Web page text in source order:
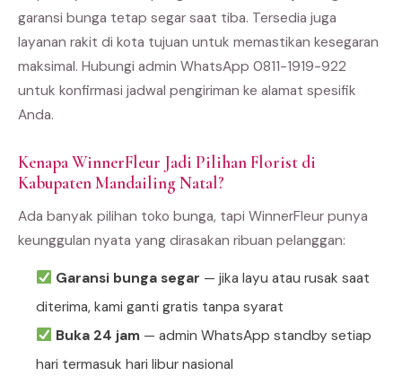
garansi bunga tetap segar saat tiba. Tersedia juga
layanan rakit di kota tujuan untuk memastikan kesegaran
maksimal. Hubungi admin WhatsApp 0811-1919-922
untuk konfirmasi jadwal pengiriman ke alamat spesifik
Anda.
Kenapa WinnerFleur Jadi Pilihan Florist di
Kabupaten Mandailing Natal?
Ada banyak pilihan toko bunga, tapi WinnerFleur punya
keunggulan nyata yang dirasakan ribuan pelanggan:
Garansi bunga segar — jika layu atau rusak saat
diterima, kami ganti gratis tanpa syarat
Buka 24 jam— admin WhatsApp standby setiap
hari termasuk hari libur nasional